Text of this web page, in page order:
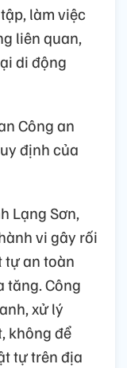
làm việc
liên quan,
di động
Công an
định của
Lạng Sơn,
vi gây rối
tự an toàn
tăng. Công
xử lý
không để
tự trên địa